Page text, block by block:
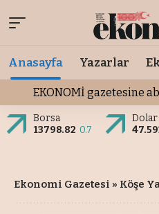
Anasayfa Yazarlar
EKONOMİ gazetesine
Borsa
13798.82 0.7
Dolar
Ekonomi Gazetesi » Köşe